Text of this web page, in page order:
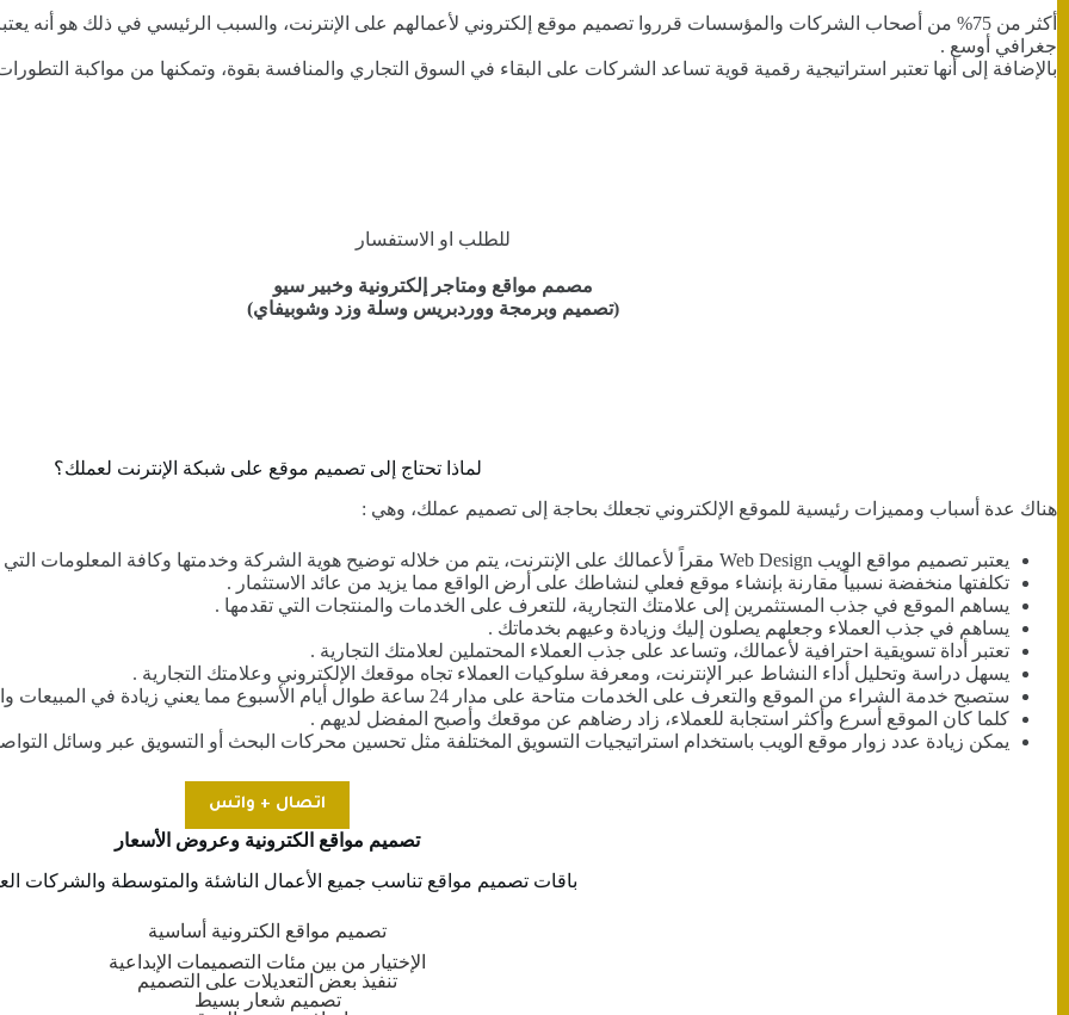
أكثر من 75% من أصحاب الشركات والمؤسسات قرروا تصميم موقع إلكتروني لأعمالهم على الإنترنت، والسبب الرئيسي في ذلك هو
جغرافي أوسع .
بالإضافة إلى أنها تعتبر استراتيجية رقمية قوية تساعد الشركات على البقاء في السوق التجاري والمنافسة بقوة، وتمكنها من مواكبة
للطلب او الاستفسار
مصمم مواقع ومتاجر إلكترونية وخبير سيو
(تصميم وبرمجة ووردبريس وسلة وزد وشوبيفاي)
لماذا تحتاج إلى تصميم موقع على شبكة الإنترنت لعملك؟
هناك عدة أسباب ومميزات رئيسية للموقع الإلكتروني تجعلك بحاجة إلى تصميم عملك، وهي :
يعتبر تصميم مواقع الويب Web Design مقراً لأعمالك على الإنترنت، يتم من خلاله توضيح هوية الشركة وخدمتها وكافة المعلومات التي يحتاج العملاء معرفتها عن نشاطك .
تكلفتها منخفضة نسبياً مقارنة بإنشاء موقع فعلي لنشاطك على أرض الواقع مما يزيد من عائد الاستثمار .
يساهم الموقع في جذب المستثمرين إلى علامتك التجارية، للتعرف على الخدمات والمنتجات التي تقدمها .
يساهم في جذب العملاء وجعلهم يصلون إليك وزيادة وعيهم بخدماتك .
تعتبر أداة تسويقية احترافية لأعمالك، وتساعد على جذب العملاء المحتملين لعلامتك التجارية .
يسهل دراسة وتحليل أداء النشاط عبر الإنترنت، ومعرفة سلوكيات العملاء تجاه موقعك الإلكتروني وعلامتك التجارية .
ستصبح خدمة الشراء من الموقع والتعرف على الخدمات متاحة على مدار 24 ساعة طوال أيام الأسبوع مما يعني زيادة في المبيعات والأرباح .
كلما كان الموقع أسرع وأكثر استجابة للعملاء، زاد رضاهم عن موقعك وأصبح المفضل لديهم .
يمكن زيادة عدد زوار موقع الويب باستخدام استراتيجيات التسويق المختلفة مثل تحسين محركات البحث أو التسويق عبر وسائل
اتصال + واتس
تصميم مواقع الكترونية وعروض الأسعار
باقات تصميم مواقع تناسب جميع الأعمال الناشئة والمتوسطة والشركات
تصميم مواقع الكترونية أساسية
الإختيار من بين مئات التصميمات الإبداعية
تنفيذ بعض التعديلات على التصميم
تصميم شعار بسيط